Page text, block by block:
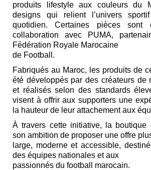
produits lifestyle aux couleurs du
designs qui relient l’univers
quotidien. Certaines pièces sont
collaboration avec PUMA,
Fédération Royale Marocaine
de Football.
Fabriqués au Maroc, les produits de
été développés par des créateurs de
et réalisés selon des standards
visent à offrir aux supporters une
la hauteur de leur attachement aux
À travers cette initiative, la boutique
son ambition de proposer une offre
large, moderne et accessible,
des équipes nationales et aux
passionnés du football marocain.